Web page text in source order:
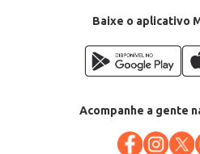
Baixe o aplicativo
Acompanhe a gente